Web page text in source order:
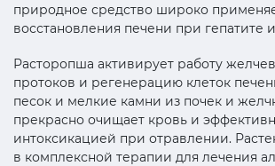
природное средство широко
восстановления печени при гепатите
Расторопша активирует работу
протоков и регенерацию клеток
песок и мелкие камни из почек и
прекрасно очищает кровь и
интоксикацией при отравлении.
в комплексной терапии для лечения